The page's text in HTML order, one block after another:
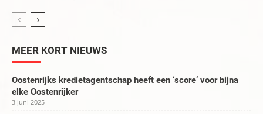
MEER KORT NIEUWS
Oostenrijks kredietagentschap heeft een ‘score’ voor bijna
elke Oostenrijker
3 juni 2025